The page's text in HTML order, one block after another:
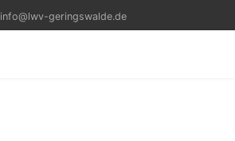
info@lwv-geringswalde.de